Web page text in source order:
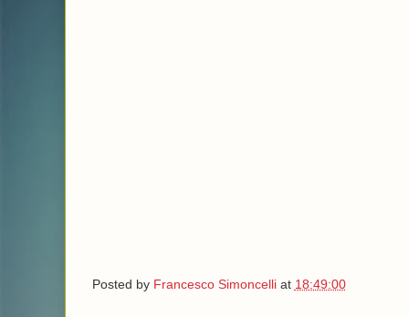
Posted by Francesco Simoncelli at 18:49:00